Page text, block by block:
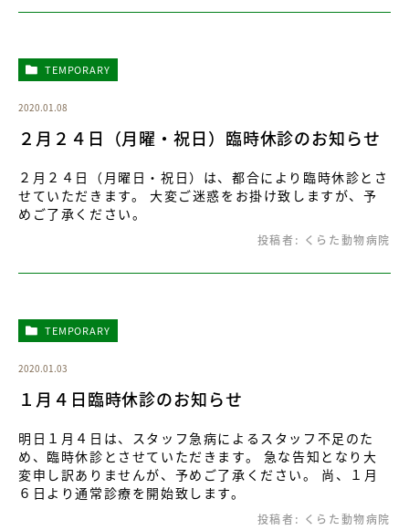
TEMPORARY
2020.01.08
２月２４日（月曜・祝日）臨時休診のお知らせ
２月２４日（月曜日・祝日）は、都合により臨時休診とさ
せていただきます。 大変ご迷惑をお掛け致しますが、予
めご了承ください。
投稿者: くらた動物病院
TEMPORARY
2020.01.03
１月４日臨時休診のお知らせ
明日１月４日は、スタッフ急病によるスタッフ不足のた
め、臨時休診とさせていただきます。 急な告知となり大
変申し訳ありませんが、予めご了承ください。 尚、１月
６日より通常診療を開始致します。
投稿者: くらた動物病院